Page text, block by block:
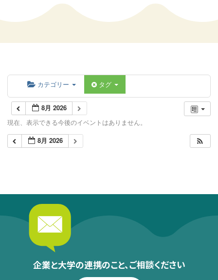
カテゴリー タグ
8月 2026
現在、表示できる今後のイベントはありません。
8月 2026
企業と大学の連携のこと、ご相談ください